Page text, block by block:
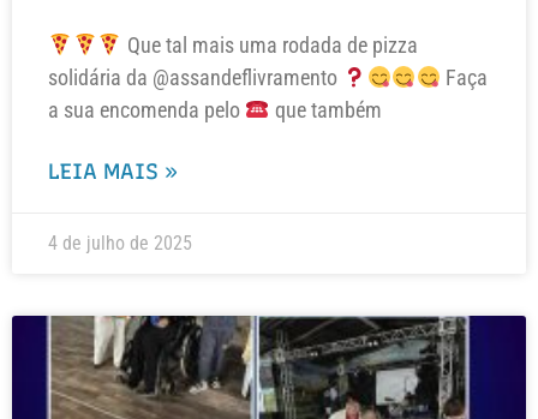
Que tal mais uma rodada de pizza
solidária da @assandeflivramento
Faça
a sua encomenda pelo
que também
LEIA MAIS »
4 de julho de 2025